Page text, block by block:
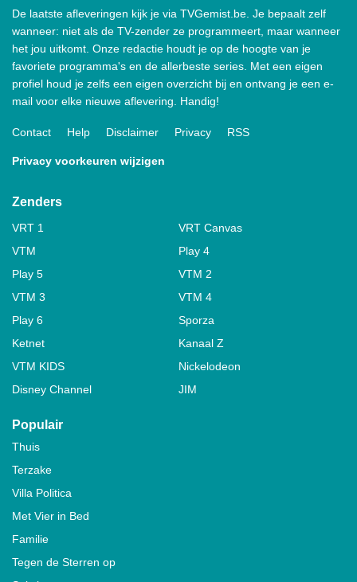
De laatste afleveringen kijk je via TVGemist.be. Je bepaalt zelf
wanneer: niet als de TV-zender ze programmeert, maar wanneer
het jou uitkomt. Onze redactie houdt je op de hoogte van je
favoriete programma's en de allerbeste series. Met een eigen
profiel houd je zelfs een eigen overzicht bij en ontvang je een e-
mail voor elke nieuwe aflevering. Handig!
Contact Help Disclaimer Privacy RSS
Privacy voorkeuren wijzigen
Zenders
VRT 1
VRT Canvas
VTM
Play 4
Play 5
VTM 2
VTM 3
VTM 4
Play 6
Sporza
Ketnet
Kanaal Z
VTM KIDS
Nickelodeon
Disney Channel
JIM
Populair
Thuis
Terzake
Villa Politica
Met Vier in Bed
Familie
Tegen de Sterren op